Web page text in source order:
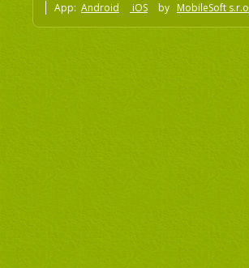
App: Android iOS by MobileSoft s.r.o